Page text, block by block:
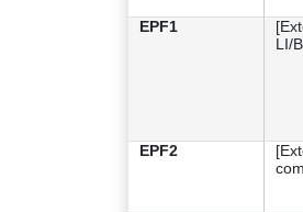
EPF1
LI/
EPF2